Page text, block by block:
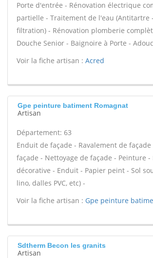
Porte d'entrée - Rénovation électrique
partielle - Traitement de l'eau (Antitartre
filtration) - Rénovation plomberie
Douche Senior - Baignoire à Porte -
Voir la fiche artisan : Acred
Gpe peinture batiment Romagnat
Artisan
Département: 63
Enduit de façade - Ravalement de
façade - Nettoyage de façade - Peinture -
décorative - Enduit - Papier peint - Sol
lino, dalles PVC, etc) -
Voir la fiche artisan : Gpe peinture
Sdtherm Becon les granits
Artisan